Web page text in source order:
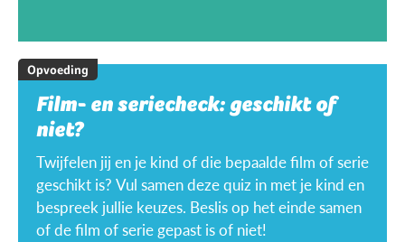
Opvoeding
Film- en seriecheck: geschikt of
niet?
Twijfelen jij en je kind of die bepaalde film of serie
geschikt is? Vul samen deze quiz in met je kind en
bespreek jullie keuzes. Beslis op het einde samen
of de film of serie gepast is of niet!